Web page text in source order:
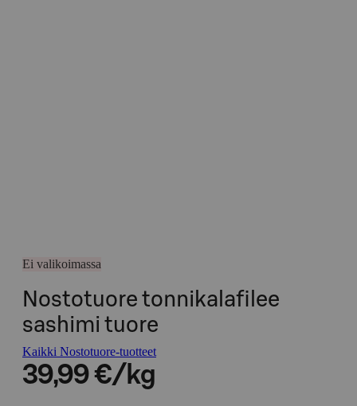
Ei valikoimassa
Nostotuore tonnikalafilee
sashimi tuore
Kaikki Nostotuore-tuotteet
39,99 €/kg